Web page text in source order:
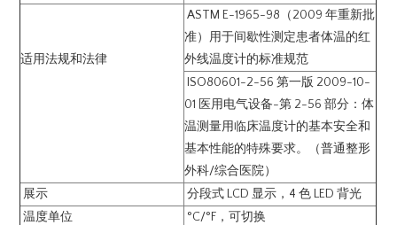
适用法规和法律
ASTM E-1965-98（2009 年重新批
准）用于间歇性测定患者体温的红
外线温度计的标准规范
ISO80601-2-56 第一版 2009-10-
01 医用电气设备-第 2-56 部分：体
温测量用临床温度计的基本安全和
基本性能的特殊要求。（普通整形
外科/综合医院）
展示
分段式 LCD 显示，4 色 LED 背光
温度单位
°C/°F，可切换